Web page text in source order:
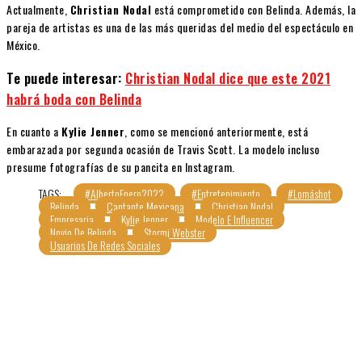
Actualmente, Christian Nodal está comprometido con Belinda. Además, la
pareja de artistas es una de las más queridas del medio del espectáculo en
México.
Te puede interesar: Christian Nodal dice que este 2021
habrá boda con Belinda
En cuanto a Kylie Jenner , como se mencionó anteriormente, está
embarazada por segunda ocasión de Travis Scott. La modelo incluso
presume fotografías de su pancita en Instagram.
TAGS:
#AlbertoEnero2022 #Entretenimiento #Lomáshot
Belinda Cantante Mexicana Christian Nodal
Empresaria Kylie Jenner Modelo E Influencer
Novio De Belinda Stormi Webster
Usuarios De Redes Sociales